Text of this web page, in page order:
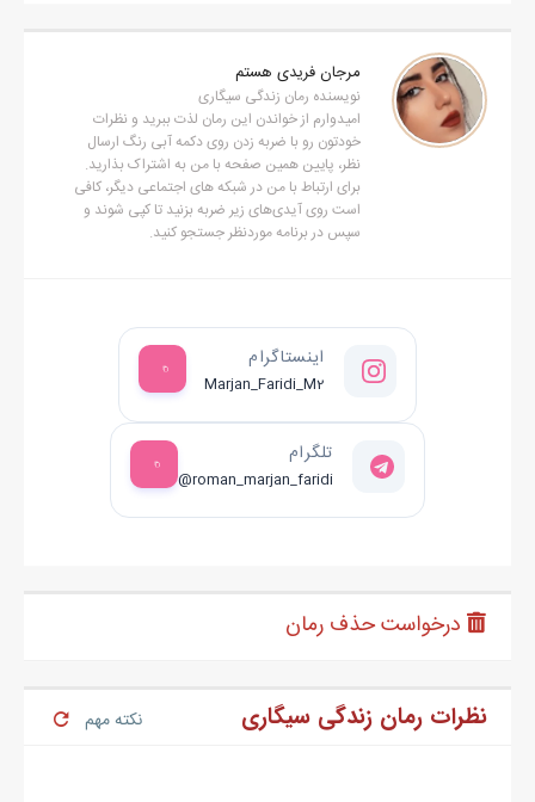
مرجان فریدی هستم
نویسنده رمان زندگی سیگاری
امیدوارم از خواندن این رمان لذت ببرید و نظرات
خودتون رو با ضربه زدن روی دکمه آبی رنگ ارسال
نظر، پایین همین صفحه با من به اشتراک بذارید.
برای ارتباط با من در شبکه های اجتماعی دیگر، کافی
است روی آیدی‌های زیر ضربه بزنید تا کپی شوند و
سپس در برنامه موردنظر جستجو کنید.
اینستاگرام
Marjan_Faridi_M2
تلگرام
@roman_marjan_faridi
نظرات رمان زندگی سیگاری نکته مهم